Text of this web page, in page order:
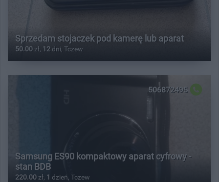
Sprzedam stojaczek pod kamerę lub aparat
50.00 zł, 12 dni, Tczew
506872495
Samsung ES90 kompaktowy aparat cyfrowy -
stan BDB
220.00 zł, 1 dzień, Tczew